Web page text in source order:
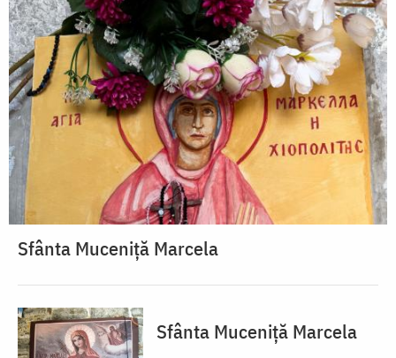
Sfânta Muceniță Marcela
Sfânta Muceniță Marcela